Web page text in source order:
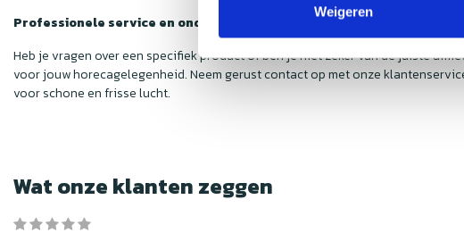
Weigeren
Professionele service en ondersteuning
Heb je vragen over een specifiek product of ben je niet zeker van de juiste
voor jouw horecagelegenheid. Neem gerust contact op met onze
voor schone en frisse lucht.
Wat onze klanten zeggen